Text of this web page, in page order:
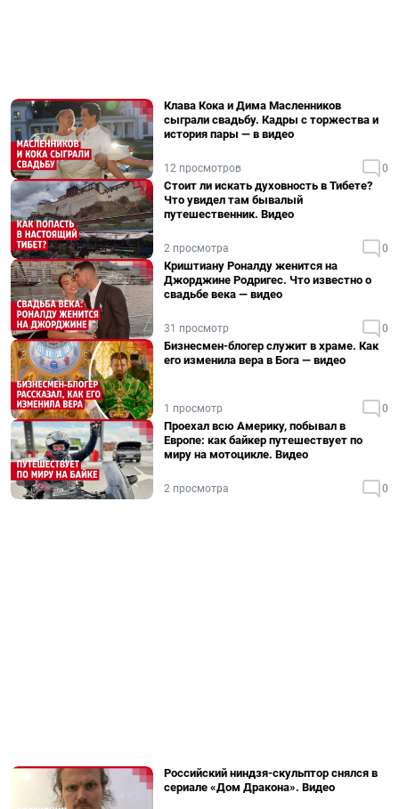
Клава Кока и Дима Масленников
сыграли свадьбу. Кадры с торжества и
история пары — в видео
12 просмотров 0
Стоит ли искать духовность в Тибете?
Что увидел там бывалый
путешественник. Видео
2 просмотра 0
Криштиану Роналду женится на
Джорджине Родригес. Что известно о
свадьбе века — видео
31 просмотр 0
Бизнесмен-блогер служит в храме. Как
его изменила вера в Бога — видео
1 просмотр 0
Проехал всю Америку, побывал в
Европе: как байкер путешествует по
миру на мотоцикле. Видео
2 просмотра 0
Российский ниндзя-скульптор снялся в
сериале «Дом Дракона». Видео